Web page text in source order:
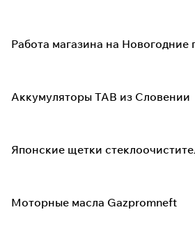
Работа магазина на Новогодние
Аккумуляторы TAB из Словении
Японские щетки
Моторные масла Gazpromneft